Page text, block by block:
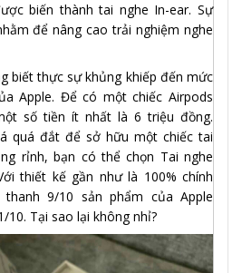
biến thành tai nghe In-ear. Sự
để nâng cao trải nghiệm nghe
biết thực sự khủng khiếp đến mức
Apple. Để có một chiếc Airpods
số tiền ít nhất là 6 triệu đồng.
quá đắt để sở hữu một chiếc tai
rỉnh, bạn có thể chọn Tai nghe
thiết kế gần như là 100% chính
9/10 sản phẩm của Apple
10. Tại sao lại không nhỉ?